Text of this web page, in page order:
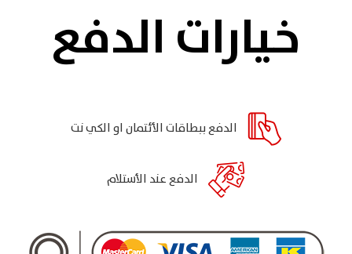
خيارات الدفع
الدفع ببطاقات الأئتمان او الكي نت
الدفع عند الأستلام